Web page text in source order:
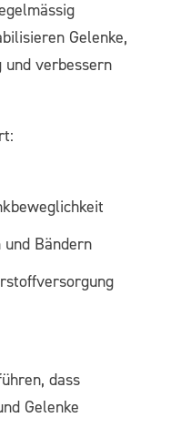
Gelenke,
verbessern
Bändern
dass
Gelenke